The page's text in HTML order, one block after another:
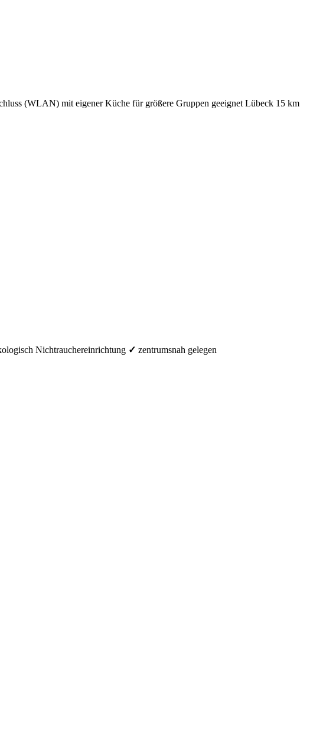
(WLAN) mit eigener Küche für größere Gruppen geeignet Lübeck 15 km
Nichtrauchereinrichtung ✓ zentrumsnah gelegen